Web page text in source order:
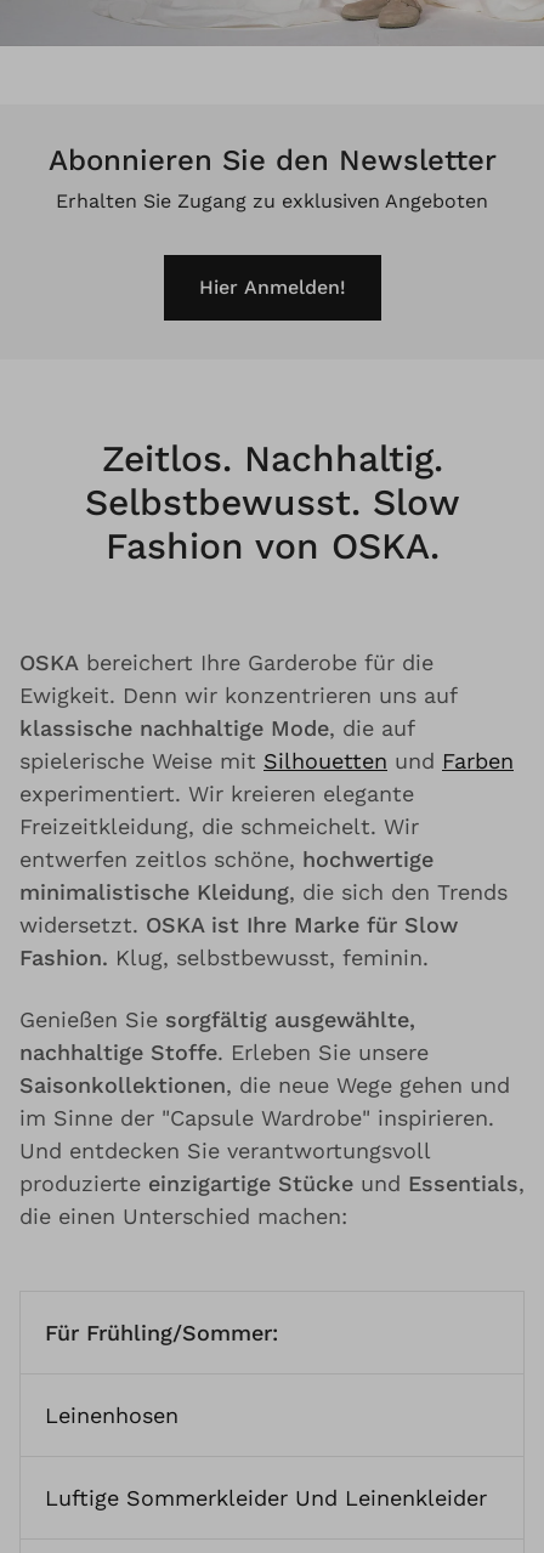
Abonnieren Sie den Newsletter
Erhalten Sie Zugang zu exklusiven Angeboten
Hier Anmelden!
Zeitlos. Nachhaltig.
Selbstbewusst. Slow
Fashion von OSKA.
OSKA bereichert Ihre Garderobe für die
Ewigkeit. Denn wir konzentrieren uns auf
klassische nachhaltige Mode, die auf
spielerische Weise mit Silhouetten und Farben
experimentiert. Wir kreieren elegante
Freizeitkleidung, die schmeichelt. Wir
entwerfen zeitlos schöne, hochwertige
minimalistische Kleidung, die sich den Trends
widersetzt. OSKA ist Ihre Marke für Slow
Fashion. Klug, selbstbewusst, feminin.
Genießen Sie sorgfältig ausgewählte,
nachhaltige Stoffe. Erleben Sie unsere
Saisonkollektionen, die neue Wege gehen und
im Sinne der "Capsule Wardrobe" inspirieren.
Und entdecken Sie verantwortungsvoll
produzierte einzigartige Stücke und Essentials,
die einen Unterschied machen:
Für Frühling/Sommer:
Leinenhosen
Luftige Sommerkleider Und Leinenkleider